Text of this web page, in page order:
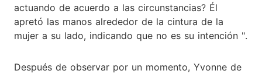
actuando de acuerdo a las circunstancias? Él
apretó las manos alrededor de la cintura de la
mujer a su lado, indicando que no es su intención ".
Después de observar por un momento, Yvonne de